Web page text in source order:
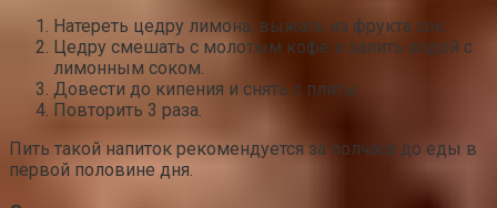
Натереть цедру лимона, выжать из фрукта сок.
Цедру смешать с молотым кофе и залить водой с
лимонным соком.
Довести до кипения и снять с плиты.
Повторить 3 раза.
Пить такой напиток рекомендуется за полчаса до еды в
первой половине дня.